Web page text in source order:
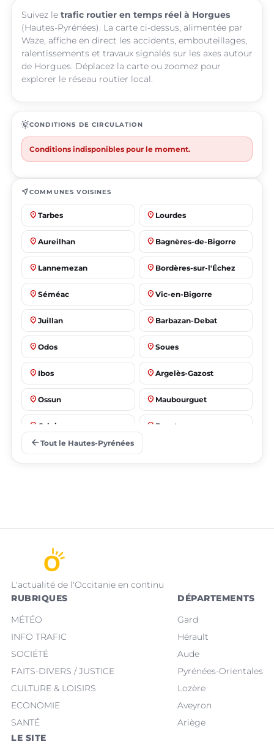
Suivez le trafic routier en temps réel à Horgues
(Hautes-Pyrénées). La carte ci-dessus, alimentée par
Waze, affiche en direct les accidents, embouteillages,
ralentissements et travaux signalés sur les axes autour
de Horgues. Déplacez la carte ou zoomez pour
explorer le réseau routier local.
routineCONDITIONS DE CIRCULATION
Conditions indisponibles pour le moment.
near_meCOMMUNES VOISINES
place Tarbes place Lourdes
place Aureilhan place Bagnères-de-Bigorre
place Lannemezan place Bordères-sur-l'Échez
place Séméac place Vic-en-Bigorre
place Juillan place Barbazan-Debat
place Odos place Soues
place Ibos place Argelès-Gazost
place Ossun place Maubourguet
place Orleix place Bazet
arrow_back Tout le Hautes-Pyrénées
L'actualité de l'Occitanie en continu
RUBRIQUES
MÉTÉO
INFO TRAFIC
SOCIÉTÉ
FAITS-DIVERS / JUSTICE
CULTURE & LOISIRS
ECONOMIE
SANTÉ
DÉPARTEMENTS
Gard
Hérault
Aude
Pyrénées-Orientales
Lozère
Aveyron
Ariège
LE SITE